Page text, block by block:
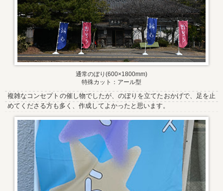
通常のぼり(600×1800mm)
特殊カット：アール型
複雑なコンセプトの催し物でしたが、のぼりを立てたおかげで、足を止
めてくださる方も多く、作成してよかったと思います。